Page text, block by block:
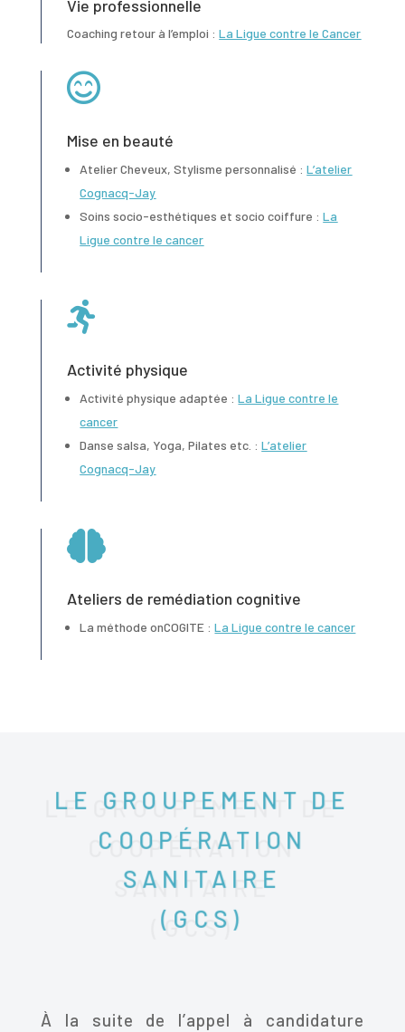
Vie professionnelle
Coaching retour à l’emploi :La Ligue contre le Cancer

Mise en beauté
Atelier Cheveux, Stylisme personnalisé :L’atelier
Cognacq-Jay
Soins socio-esthétiques et socio coiffure :La
Ligue contre le cancer

Activité physique
Activité physique adaptée :La Ligue contre le
cancer
Danse salsa, Yoga, Pilates etc. :L’atelier
Cognacq-Jay

Ateliers de remédiation cognitive
La méthode onCOGITE :La Ligue contre le cancer
LE GROUPEMENT DE
COOPÉRATION
SANITAIRE
(GCS)
À la suite de l’appel à candidature